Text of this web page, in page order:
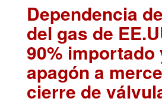
Dependencia
del gas de
90% importado
apagón a
cierre de